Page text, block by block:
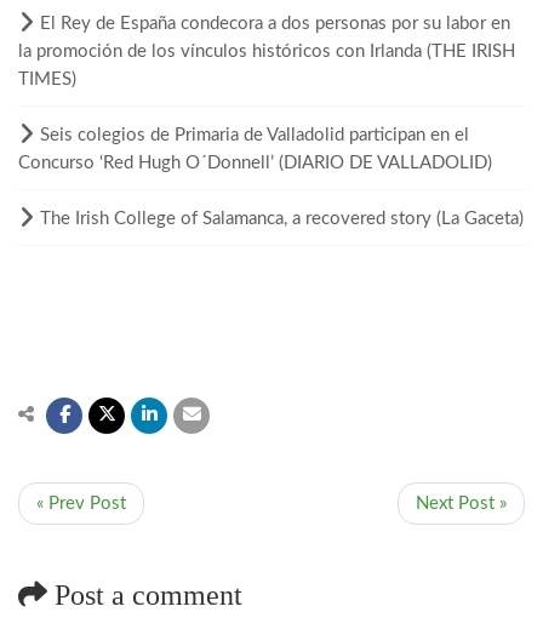
El Rey de España condecora a dos personas por su labor en
la promoción de los vínculos históricos con Irlanda (THE IRISH
TIMES)
Seis colegios de Primaria de Valladolid participan en el
Concurso ‘Red Hugh O´Donnell’ (DIARIO DE VALLADOLID)
The Irish College of Salamanca, a recovered story (La Gaceta)
« Prev Post Next Post »
Post a comment